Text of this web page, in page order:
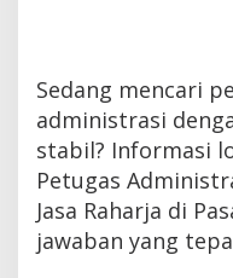
Sedang mencari
administrasi
stabil? Informasi
Petugas
Jasa Raharja di
jawaban yang